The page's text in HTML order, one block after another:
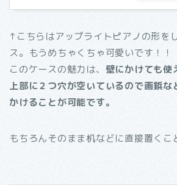
↑こちらはアップライトピアノの形を
ス。もうめちゃくちゃ可愛いです！！
このケースの魅力は、 壁にかけても使
上部に２つ穴が空いているので画鋲な
かけることが可能です。
もちろんそのまま机などに直接置くこ